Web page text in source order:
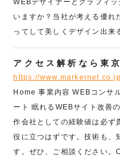
WEBデザイナーとグラフィ
いますか？当社が考える優れ
ってして美しくデザイン出来
アクセス解析なら東
https://
Home 事業内容 WEBコンサ
ート 眠れるWEBサイト改善
作会社としての経験値は必ず
役に立つはずです。技術も、
す。ぜひ、ご相談ください